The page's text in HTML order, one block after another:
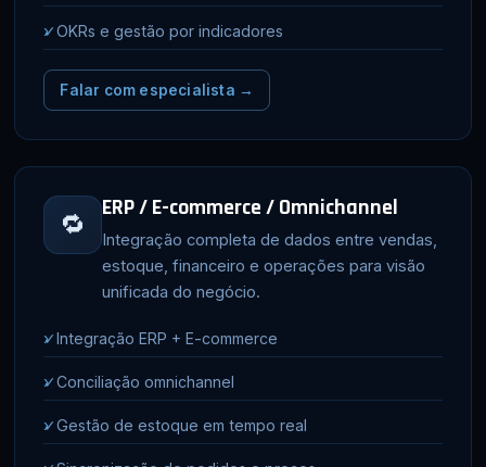
✓OKRs e gestão por indicadores
Falar com especialista →
🔁
ERP / E-commerce / Omnichannel
Integração completa de dados entre vendas,
estoque, financeiro e operações para visão
unificada do negócio.
✓Integração ERP + E-commerce
✓Conciliação omnichannel
✓Gestão de estoque em tempo real